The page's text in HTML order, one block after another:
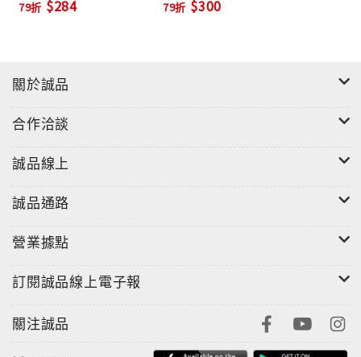
4. 覺察感受的能力
6. 聆聽的能力
7. 在對立空間裡從容應對的能力
8. 與人合作解決問題、化解衝突的能力
9. 隨時隨地打造友善空間的能力
79折 $284 79折 $300
關於誠品
合作洽談
誠品線上
誠品通路
營業據點
訂閱誠品線上電子報
關注誠品